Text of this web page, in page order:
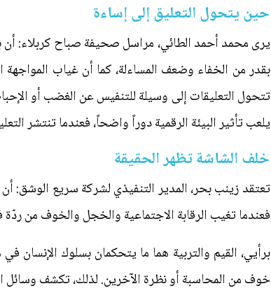
حين يتحول التعليق إلى إساءة
يرى محمد أحمد الطائي، مراسل صحيفة صباح كربلاء:
بقدر من الخفاء وضعف المساءلة، كما أن غياب
تتحول التعليقات إلى وسيلة للتنفيس عن الغضب أو
يلعب تأثير البيئة الرقمية دوراً واضحاً، فعندما تنتشر
خلف الشاشة تظهر الحقيقة
تعتقد زينب بحر، المدير التنفيذي لشركة سريع الوشق:
فعندما تغيب الرقابة الاجتماعية والخجل والخوف من ردّة
برأيي، القيم والتربية هما ما يتحكمان بسلوك
خوف من المحاسبة أو نظرة الآخرين. لذلك، تكشف وسائل